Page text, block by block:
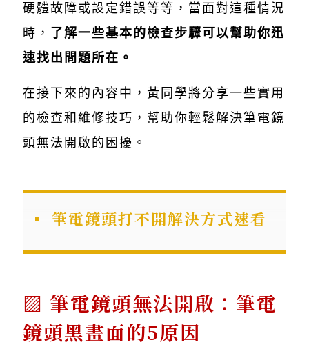
硬體故障或設定錯誤等等，當面對這種情況
時， 了解一些基本的檢查步驟可以幫助你迅
速找出問題所在。
在接下來的內容中，黃同學將分享一些實用
的檢查和維修技巧，幫助你輕鬆解決筆電鏡
頭無法開啟的困擾。
筆電鏡頭打不開解決方式速看
筆電鏡頭無法開啟：筆電
鏡頭黑畫面的5原因